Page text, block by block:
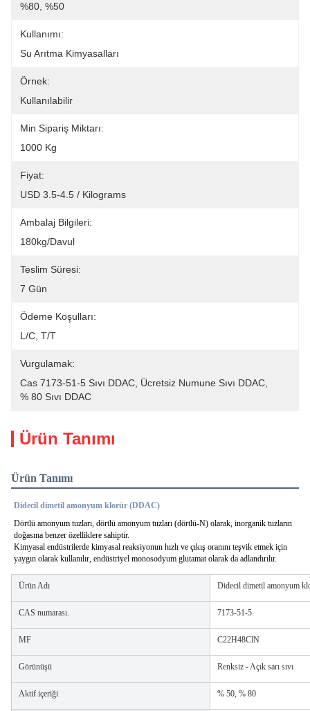
%80, %50
Kullanımı:
Su Arıtma Kimyasalları
Örnek:
Kullanılabilir
Min Sipariş Miktarı:
1000 Kg
Fiyat:
USD 3.5-4.5 / Kilograms
Ambalaj Bilgileri:
180kg/davul
Teslim Süresi:
7 Gün
Ödeme Koşulları:
L/C, T/T
Vurgulamak:
Cas 7173-51-5 Sıvı DDAC Ücretsiz Numune Sıvı DDAC
% 80 Sıvı DDAC
Ürün Tanımı
Ürün Tanımı
Didecil dimetil amonyum klorür (DDAC)
Dörtlü amonyum tuzları, dörtlü amonyum tuzları (dörtlü-N) olarak, inorganik tuzların
doğasına benzer özelliklere sahiptir.
Kimyasal endüstrilerde kimyasal reaksiyonun hızlı ve çıkış oranını teşvik etmek için
yaygın olarak kullanılır, endüstriyel monosodyum glutamat olarak da adlandırılır.
Ürün Adı Didecil dimetil amonyum
CAS numarası. 7173-51-5
MF C22H48ClN
Görünüşü Renksiz - Açık sarı sıvı
Aktif içeriği % 50, % 80